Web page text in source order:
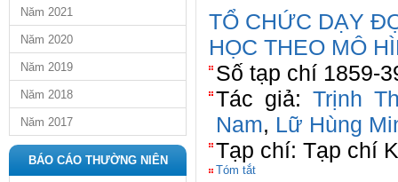
Năm 2021
Năm 2020
Năm 2019
Năm 2018
Năm 2017
BÁO CÁO THƯỜNG NIÊN
TỔ CHỨC DẠY
HỌC THEO MÔ
Số tạp chí 1859-
Tác giả: Trịnh
Nam, Lữ Hùng
Tạp chí: Tạp chí
Tóm tắt